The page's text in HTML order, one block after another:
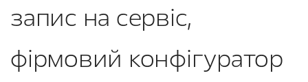
запис на сервіс,
фірмовий конфігуратор